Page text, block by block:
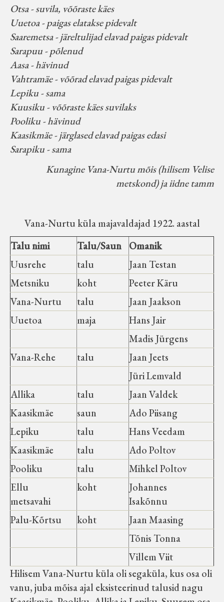
Otsa - suvila, võõraste käes
Uuetoa - paigas elatakse pidevalt
Saaremetsa - järeltulijad elavad paigas pidevalt
Sarapuu - põlenud
Aasa - hävinud
Vahtramäe - võõrad elavad paigas pidevalt
Lepiku - sama
Kuusiku - võõraste käes suvilaks
Pooliku - hävinud
Kaasikmäe - järglased elavad paigas edasi
Sarapiku - sama
Kunagine Vana-Nurtu mõis (hilisem Velise
metskond) ja iidne tamm
Vana-Nurtu küla majavaldajad 1922. aastal
Talu nimi
Talu/Saun
Omanik
Uusrehe
talu
Jaan Testan
Metsniku
koht
Peeter Käru
Vana-Nurtu
talu
Jaan Jaakson
Uuetoa
maja
Hans Jair
Madis Jürgens
Vana-Rehe
talu
Jaan Jeets
Jüri Lemvald
Allika
talu
Jaan Valdek
Kaasikmäe
saun
Ado Piisang
Lepiku
talu
Hans Veedam
Kaasikmäe
talu
Ado Poltov
Pooliku
talu
Mihkel Poltov
Ellu
metsavahi
koht
Johannes
Isakõnnu
Palu-Kõrtsu
koht
Jaan Maasing
Tõnis Tonna
Villem Viit
Hilisem Vana-Nurtu küla oli segaküla, kus osa oli
vanu, juba mõisa ajal eksisteerinud talusid nagu